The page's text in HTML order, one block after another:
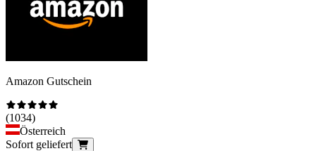
Amazon Gutschein
(1034)
Österreich
Sofort geliefert